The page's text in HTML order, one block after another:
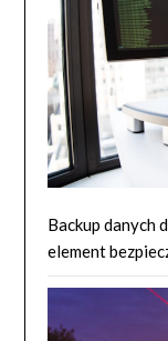
Backup danych
element